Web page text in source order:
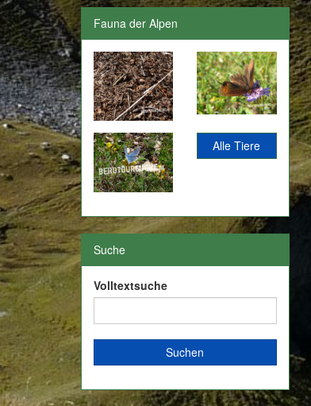
Fauna der Alpen
Alle Tiere
Suche
Volltextsuche